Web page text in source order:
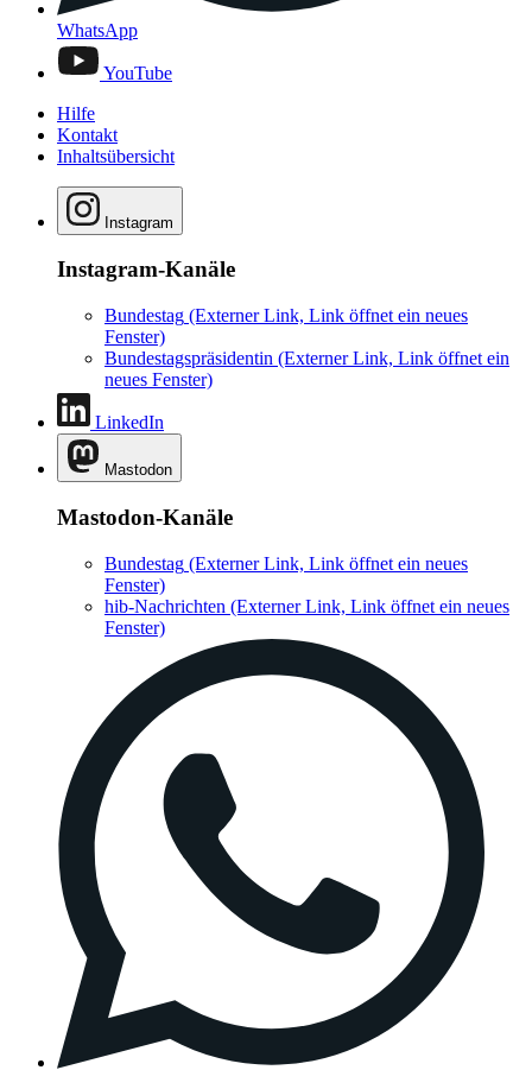
WhatsApp
YouTube
Hilfe
Kontakt
Inhaltsübersicht
Instagram
Instagram-Kanäle
Bundestag (Externer Link, Link öffnet ein neues
Fenster)
Bundestagspräsidentin (Externer Link, Link öffnet ein
neues Fenster)
LinkedIn
Mastodon
Mastodon-Kanäle
Bundestag (Externer Link, Link öffnet ein neues
Fenster)
hib-Nachrichten (Externer Link, Link öffnet ein neues
Fenster)